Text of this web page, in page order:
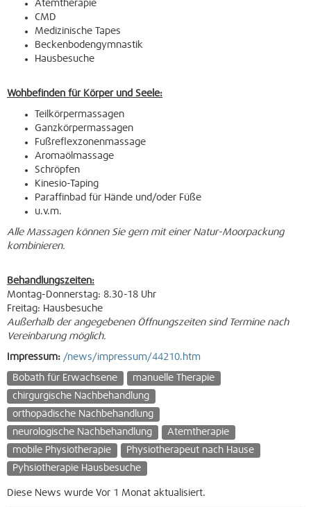
Atemtherapie
CMD
Medizinische Tapes
Beckenbodengymnastik
Hausbesuche
Wohbefinden für Körper und Seele:
Teilkörpermassagen
Ganzkörpermassagen
Fußreflexzonenmassage
Aromaölmassage
Schröpfen
Kinesio-Taping
Paraffinbad für Hände und/oder Füße
u.v.m.
Alle Massagen können Sie gern mit einer Natur-Moorpackung
kombinieren.
Behandlungszeiten:
Montag-Donnerstag: 8.30-18 Uhr
Freitag: Hausbesuche
Außerhalb der angegebenen Öffnungszeiten sind Termine nach
Vereinbarung möglich.
Impressum: /news/impressum/44210.htm
Bobath für Erwachsene
manuelle Therapie
chirgurgische Nachbehandlung
orthopädische Nachbehandlung
neurologische Nachbehandlung
Atemtherapie
mobile Physiotherapie
Physiotherapeut nach Hause
Pyhsiotherapie Hausbesuche
Diese News wurde Vor 1 Monat aktualisiert.